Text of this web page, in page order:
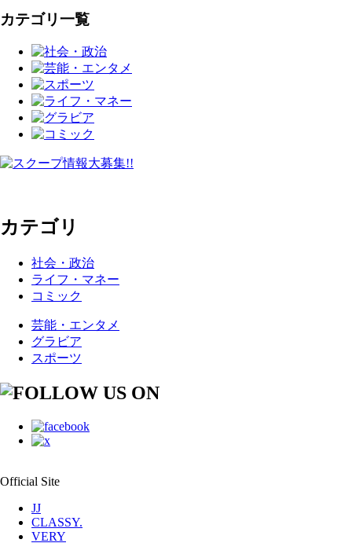
カテゴリ一覧
カテゴリ
社会・政治
ライフ・マネー
コミック
芸能・エンタメ
グラビア
スポーツ
Official Site
JJ
CLASSY.
VERY